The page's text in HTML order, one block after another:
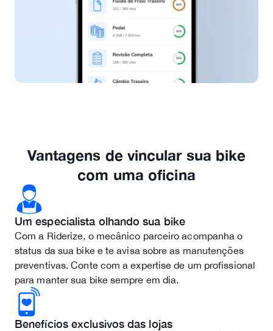
Vantagens de vincular sua bike
com uma oficina
Um especialista olhando sua bike
Com a Riderize, o mecânico parceiro acompanha o
status da sua bike e te avisa sobre as manutenções
preventivas. Conte com a expertise de um profissional
para manter sua bike sempre em dia.
Benefícios exclusivos das lojas